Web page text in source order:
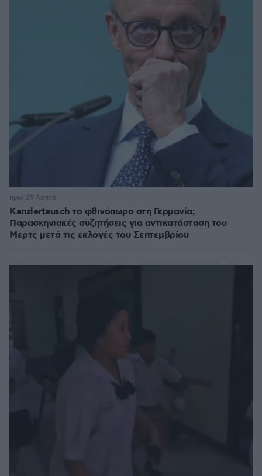
Kanzlertausch το φθινόπωρο στη Γερμανία;
Παρασκηνιακές συζητήσεις για αντικατάσταση του
Μερτς μετά τις εκλογές του Σεπτεμβρίου
πριν 29 λεπτά